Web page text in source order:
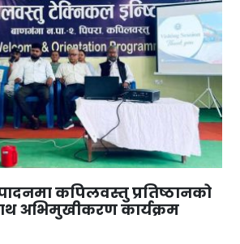
कपिलवस्तु प्रतिष्ठानको
अभिमुखीकरण कार्यक्रम